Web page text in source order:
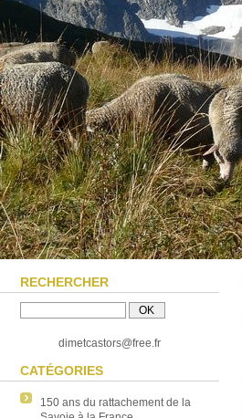
RECHERCHER
dimetcastors@free.fr
CATÉGORIES
150 ans du rattachement de la